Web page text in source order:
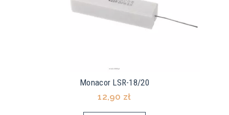
Monacor LSR-18/20
12,90 zł